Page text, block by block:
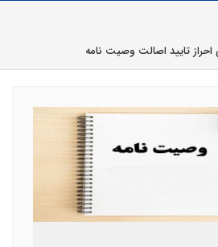
تایید اصالت وصیت نامه